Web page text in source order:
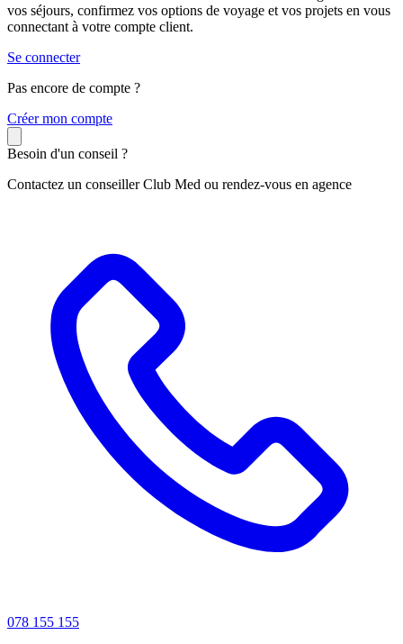
vos séjours, confirmez vos options de voyage et vos projets en vous
connectant à votre compte client.
Se connecter
Pas encore de compte ?
Créer mon compte
Besoin d'un conseil ?
Contactez un conseiller Club Med ou rendez-vous en agence
078 155 155